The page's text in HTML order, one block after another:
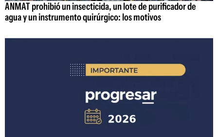
ANMAT prohibió un insecticida, un lote de purificador de
agua y un instrumento quirúrgico: los motivos